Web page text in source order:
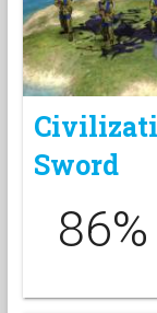
Sword
86%